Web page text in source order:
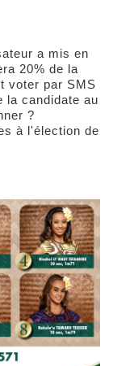
a mis en
20% de la
voter par SMS
la candidate au
?
à l'élection de